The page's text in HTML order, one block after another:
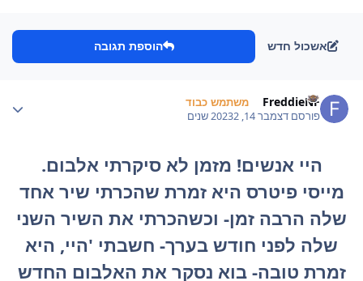
אשכול חדש הוספת תגובה
FreddieNF משתמש כבוד
פורסםדצמבר 14, 2023 2 שנים
היי אנשים! מזמן לא סיקרתי אלבום.
מייסי פיטרס היא זמרת שהכרתי שיר אחד
שלה הרבה זמן- וכשהכרתי את השיר השני
שלה לפני חודש בערך- חשבתי 'היי, היא
זמרת טובה- בוא נסקר את האלבום החדש